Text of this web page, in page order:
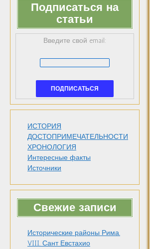
Подписаться на
статьи
Введите свой email:
ИСТОРИЯ
ДОСТОПРИМЕЧАТЕЛЬНОСТИ
ХРОНОЛОГИЯ
Интересные факты
Источники
Свежие записи
Исторические районы Рима.
VIII. Сант Евстахио